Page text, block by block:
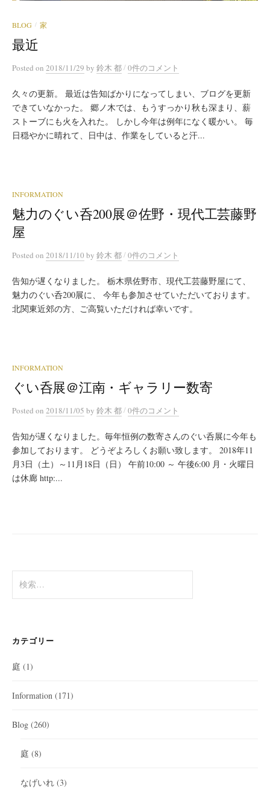
BLOG / 家
最近
Posted on 2018/11/29 by 鈴木 都/0件のコメント
久々の更新。 最近は告知ばかりになってしまい、ブログを更新
できていなかった。 郷ノ木では、もうすっかり秋も深まり、薪
ストーブにも火を入れた。 しかし今年は例年になく暖かい。 毎
日穏やかに晴れて、日中は、作業をしていると汗...
INFORMATION
魅力のぐい呑200展＠佐野・現代工芸藤野
屋
Posted on 2018/11/10 by 鈴木 都/0件のコメント
告知が遅くなりました。 栃木県佐野市、現代工芸藤野屋にて、
魅力のぐい呑200展に、 今年も参加させていただいております。
北関東近郊の方、ご高覧いただければ幸いです。
INFORMATION
ぐい呑展＠江南・ギャラリー数寄
Posted on 2018/11/05 by 鈴木 都/0件のコメント
告知が遅くなりました。毎年恒例の数寄さんのぐい呑展に今年も
参加しております。 どうぞよろしくお願い致します。 2018年11
月3日（土）～11月18日（日） 午前10:00 ～ 午後6:00 月・火曜日
は休廊 http:...
索:
カテゴリー
庭 (1)
Information (171)
Blog (260)
庭 (8)
なげいれ (3)